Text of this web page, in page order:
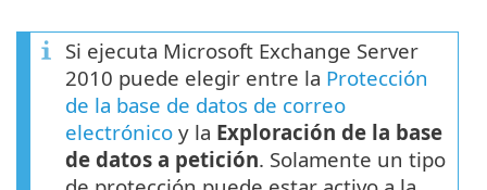
Si ejecuta Microsoft Exchange Server
2010 puede elegir entre la Protección
de la base de datos de correo
electrónico y la Exploración de la base
de datos a petición. Solamente un tipo